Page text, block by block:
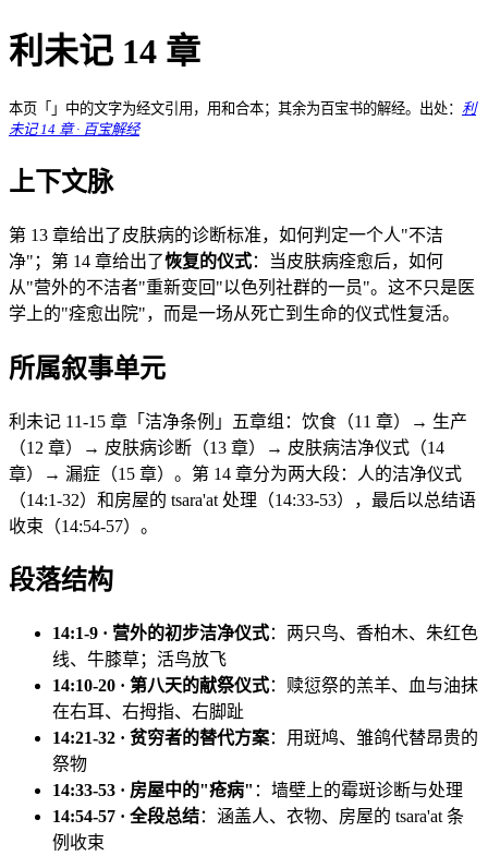
利未记 14 章
本页「」中的文字为经文引用，用和合本；其余为百宝书的解经。出处： 利
未记 14 章 · 百宝解经
上下文脉
第 13 章给出了皮肤病的诊断标准，如何判定一个人"不洁
净"；第 14 章给出了恢复的仪式：当皮肤病痊愈后，如何
从"营外的不洁者"重新变回"以色列社群的一员"。这不只是医
学上的"痊愈出院"，而是一场从死亡到生命的仪式性复活。
所属叙事单元
利未记 11-15 章「洁净条例」五章组：饮食（11 章）→ 生产
（12 章）→ 皮肤病诊断（13 章）→ 皮肤病洁净仪式（14
章）→ 漏症（15 章）。第 14 章分为两大段：人的洁净仪式
（14:1-32）和房屋的 tsara'at 处理（14:33-53），最后以总结语
收束（14:54-57）。
段落结构
14:1-9 · 营外的初步洁净仪式：两只鸟、香柏木、朱红色
线、牛膝草；活鸟放飞
14:10-20 · 第八天的献祭仪式：赎愆祭的羔羊、血与油抹
在右耳、右拇指、右脚趾
14:21-32 · 贫穷者的替代方案：用斑鸠、雏鸽代替昂贵的
祭物
14:33-53 · 房屋中的"疮病" ：墙壁上的霉斑诊断与处理
14:54-57 · 全段总结：涵盖人、衣物、房屋的 tsara'at 条
例收束